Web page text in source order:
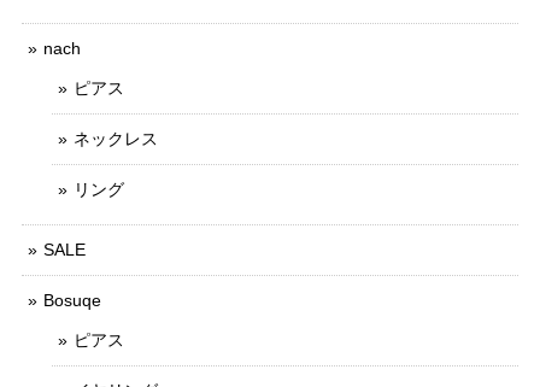
nach
ピアス
ネックレス
リング
SALE
Bosuqe
ピアス